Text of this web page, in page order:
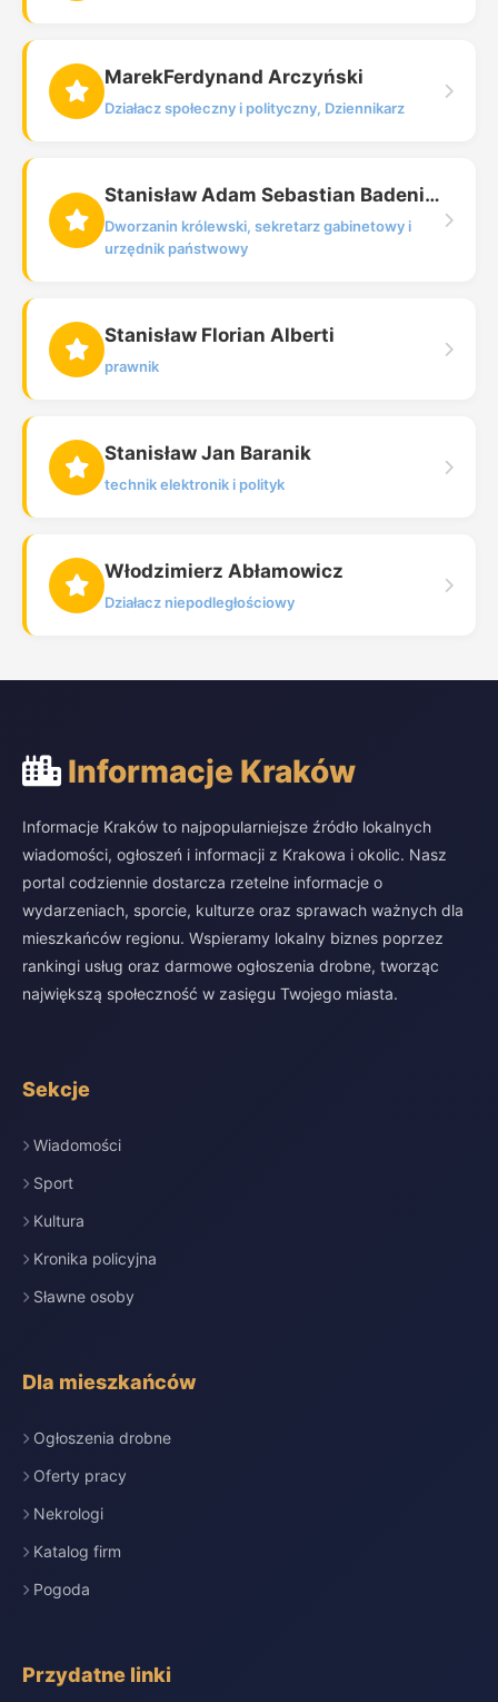
MarekFerdynand Arczyński
Działacz społeczny i polityczny, Dziennikarz
Stanisław Adam Sebastian Badeni h. Bończa
Dworzanin królewski, sekretarz gabinetowy i
urzędnik państwowy
Stanisław Florian Alberti
prawnik
Stanisław Jan Baranik
technik elektronik i polityk
Włodzimierz Abłamowicz
Działacz niepodległościowy
Informacje Kraków
Informacje Kraków to najpopularniejsze źródło lokalnych
wiadomości, ogłoszeń i informacji z Krakowa i okolic. Nasz
portal codziennie dostarcza rzetelne informacje o
wydarzeniach, sporcie, kulturze oraz sprawach ważnych dla
mieszkańców regionu. Wspieramy lokalny biznes poprzez
rankingi usług oraz darmowe ogłoszenia drobne, tworząc
największą społeczność w zasięgu Twojego miasta.
Sekcje
Wiadomości
Sport
Kultura
Kronika policyjna
Sławne osoby
Dla mieszkańców
Ogłoszenia drobne
Oferty pracy
Nekrologi
Katalog firm
Pogoda
Przydatne linki